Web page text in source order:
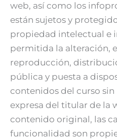
web, así como los
están sujetos y
propiedad intelectual e
permitida la alteración,
reproducción,
pública y puesta a
contenidos del curso
expresa del titular de la
contenido original, las
funcionalidad son